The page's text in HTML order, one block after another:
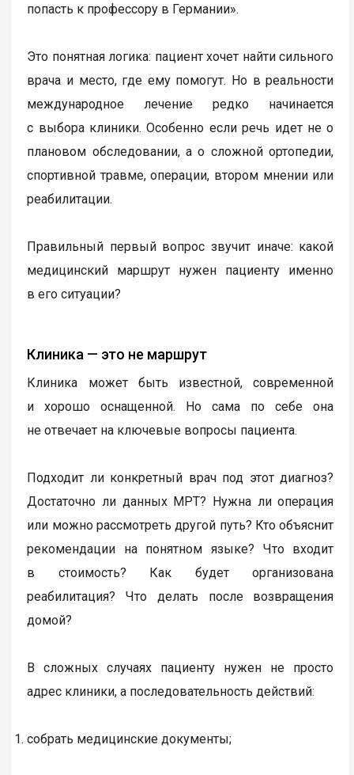
попасть к профессору в Германии».
Это понятная логика: пациент хочет найти сильного
врача и место, где ему помогут. Но в реальности
международное лечение редко начинается
с выбора клиники. Особенно если речь идет не о
плановом обследовании, а о сложной ортопедии,
спортивной травме, операции, втором мнении или
реабилитации.
Правильный первый вопрос звучит иначе: какой
медицинский маршрут нужен пациенту именно
в его ситуации?
Клиника — это не маршрут
Клиника может быть известной, современной
и хорошо оснащенной. Но сама по себе она
не отвечает на ключевые вопросы пациента.
Подходит ли конкретный врач под этот диагноз?
Достаточно ли данных МРТ? Нужна ли операция
или можно рассмотреть другой путь? Кто объяснит
рекомендации на понятном языке? Что входит
в стоимость? Как будет организована
реабилитация? Что делать после возвращения
домой?
В сложных случаях пациенту нужен не просто
адрес клиники, а последовательность действий:
собрать медицинские документы;